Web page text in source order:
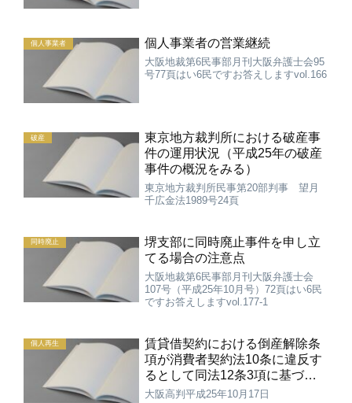
個人事業者 個人事業者の営業継続
大阪地裁第6民事部月刊大阪弁護士会95
号77頁はい6民ですお答えしますvol.166
破産
東京地方裁判所における破産事
件の運用状況（平成25年の破産
事件の概況をみる）
東京地方裁判所民事第20部判事 望月
千広金法1989号24頁
同時廃止
堺支部に同時廃止事件を申し立
てる場合の注意点
大阪地裁第6民事部月刊大阪弁護士会
107号（平成25年10月号）72頁はい6民
ですお答えしますvol.177-1
個人再生
賃貸借契約における倒産解除条
項が消費者契約法10条に違反す
るとして同法12条3項に基づく
差止めが認められた事例
大阪高判平成25年10月17日